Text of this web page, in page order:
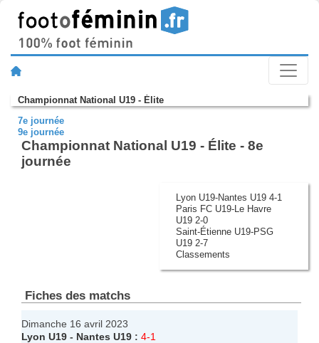
Championnat National U19 - Élite
7e journée
9e journée
Championnat National U19 - Élite - 8e
journée
Lyon U19-Nantes U19 4-1
Paris FC U19-Le Havre
U19 2-0
Saint-Étienne U19-PSG
U19 2-7
Classements
Fiches des matchs
Dimanche 16 avril 2023
Lyon U19 - Nantes U19 : 4-1